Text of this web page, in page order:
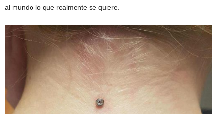
al mundo lo que realmente se quiere.